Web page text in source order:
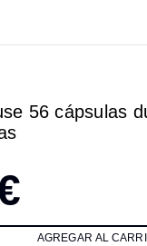
56 cápsulas